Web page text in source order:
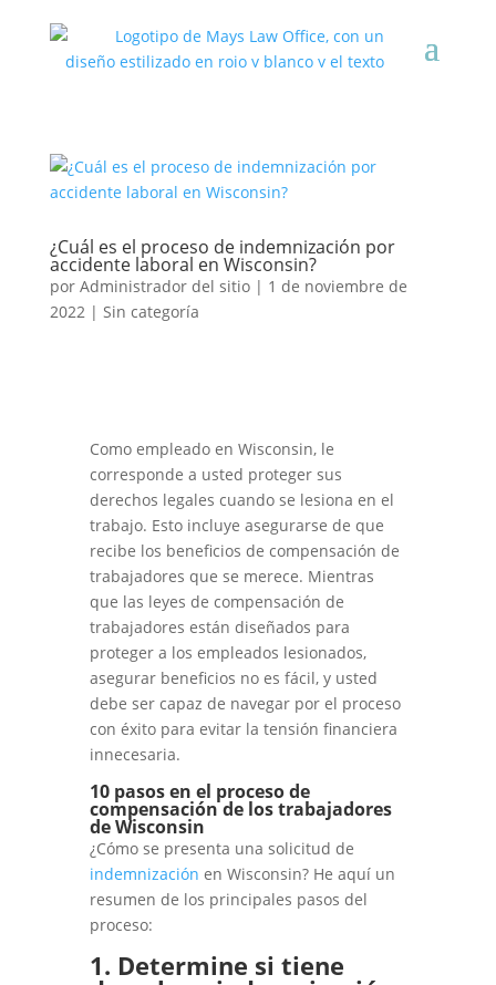
¿Cuál es el proceso de indemnización por
accidente laboral en Wisconsin?
por Administrador del sitio| 1 de noviembre de
2022| Sin categoría
Como empleado en Wisconsin, le
corresponde a usted proteger sus
derechos legales cuando se lesiona en el
trabajo. Esto incluye asegurarse de que
recibe los beneficios de compensación de
trabajadores que se merece. Mientras
que las leyes de compensación de
trabajadores están diseñados para
proteger a los empleados lesionados,
asegurar beneficios no es fácil, y usted
debe ser capaz de navegar por el proceso
con éxito para evitar la tensión financiera
innecesaria.
10 pasos en el proceso de
compensación de los trabajadores
de Wisconsin
¿Cómo se presenta una solicitud de
indemnización en Wisconsin? He aquí un
resumen de los principales pasos del
proceso:
1. Determine si tiene